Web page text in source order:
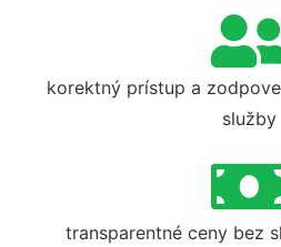
korektný prístup a
služby
transparentné ceny bez